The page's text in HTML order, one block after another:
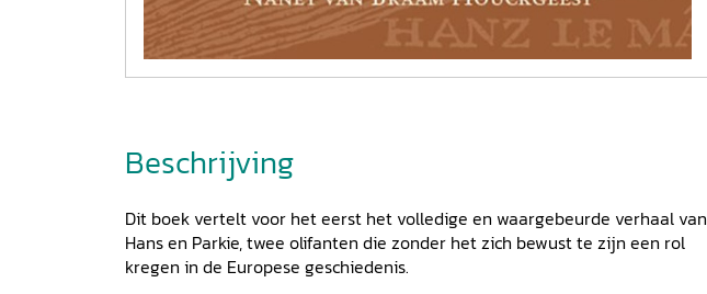
Beschrijving
Dit boek vertelt voor het eerst het volledige en waargebeurde verhaal van
Hans en Parkie, twee olifanten die zonder het zich bewust te zijn een rol
kregen in de Europese geschiedenis.